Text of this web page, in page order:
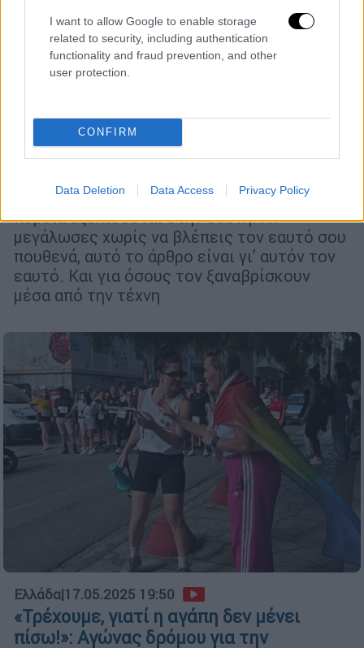
I want to allow Google to enable storage
related to security, including authentication
functionality and fraud prevention, and other
user protection.
CONFIRM
Data Deletion Data Access Privacy Policy
Athens Pride: Queer ταινίες και σειρές
που αξίζουν την προσοχή σας
Στον ήχο των βημάτων της φετινής
παρέλασης του Athens Pride, μια άλλη
πορεία εξελίσσεται στην οθόνη. Αν
μεγάλωσες χωρίς να βλέπεις τον εαυτό σου
πουθενά, αυτό το άρθρο είναι γι’ αυτόν τον
εαυτό. Και για όσους τον ξαναβρίσκουν
μέσα από την τέχνη
Ελλάδα|17.05.2025 19:50
«Τρέχουμε, γιατί η αγάπη δεν μένει
πίσω!»: Αγώνας δρόμου για την